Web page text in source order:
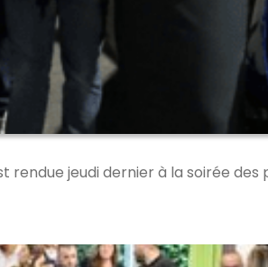
rendue jeudi dernier à la soirée des